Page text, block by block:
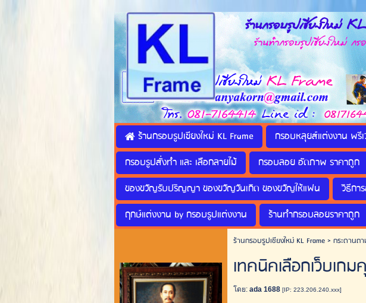
ร้านกรอบรูปเชียงใหม่
ร้านทำกรอบรูปเชียงใหม่ กร
ร้านกรอบรูปเชียงใหม่ KL Frame กรอบหลุยส์แต่งงาน พรี
กรอบรูปสั่งทำ และ เลือกลายไม้
กรอบลอย อัดภาพ ราคาถูก
ของขวัญรับปริญญา ของขวัญวันเกิด ของขวัญให้แฟน
วิธีกา
ฤกษ์แต่งงาน by กรอบรูปแต่งงาน
ร้านทำกรอบลอยราคาถูก
ร้านกรอบรูปเชียงใหม่ KL Frame> กระดานถ
เทคนิคเลือกเว็บเ
โดย:ada 1688 [IP: 223.206.240.xxx]